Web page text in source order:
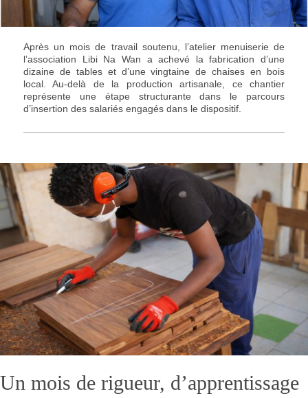
Après un mois de travail soutenu, l’atelier menuiserie de
l’association Libi Na Wan a achevé la fabrication d’une
dizaine de tables et d’une vingtaine de chaises en bois
local. Au-delà de la production artisanale, ce chantier
représente une étape structurante dans le parcours
d’insertion des salariés engagés dans le dispositif.
Un mois de rigueur, d’apprentissage